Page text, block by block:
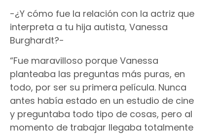
-¿Y cómo fue la relación con la actriz que
interpreta a tu hija autista, Vanessa
Burghardt?-
“Fue maravilloso porque Vanessa
planteaba las preguntas más puras, en
todo, por ser su primera película. Nunca
antes había estado en un estudio de cine
y preguntaba todo tipo de cosas, pero al
momento de trabajar llegaba totalmente